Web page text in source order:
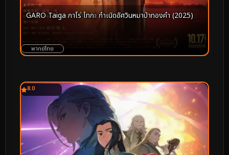
GARO Taiga กาโร่ ไทกะ กำเนิดอัศวินหมาป่าทองคำ (2025)
พากย์ไทย
8.0